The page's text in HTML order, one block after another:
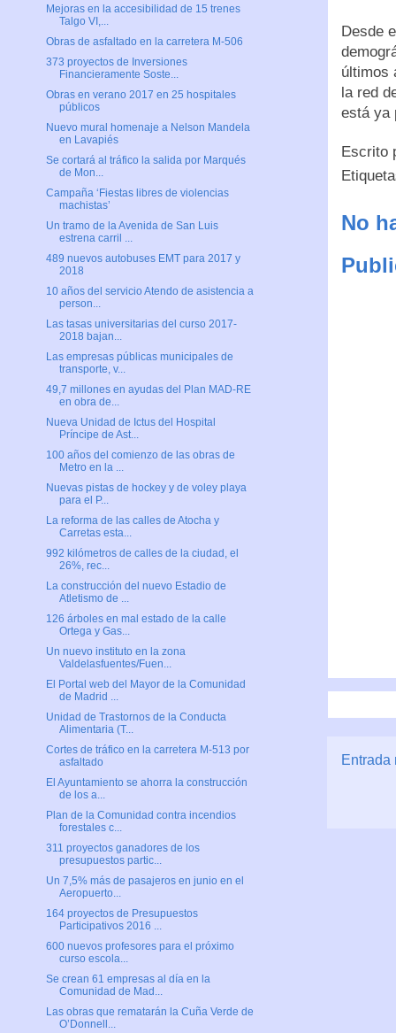
Desde
últimos
la red
está ya
Escrito
No
Entrada
Mejoras en la accesibilidad de 15 trenes
Talgo VI,...
Obras de asfaltado en la carretera M-506
373 proyectos de Inversiones
Financieramente Soste...
Obras en verano 2017 en 25 hospitales
públicos
Nuevo mural homenaje a Nelson Mandela
en Lavapiés
Se cortará al tráfico la salida por Marqués
de Mon...
Campaña ‘Fiestas libres de violencias
machistas’
Un tramo de la Avenida de San Luis
estrena carril ...
489 nuevos autobuses EMT para 2017 y
2018
10 años del servicio Atendo de asistencia a
person...
Las tasas universitarias del curso 2017-
2018 bajan...
Las empresas públicas municipales de
transporte, v...
49,7 millones en ayudas del Plan MAD-RE
en obra de...
Nueva Unidad de Ictus del Hospital
Príncipe de Ast...
100 años del comienzo de las obras de
Metro en la ...
Nuevas pistas de hockey y de voley playa
para el P...
La reforma de las calles de Atocha y
Carretas esta...
992 kilómetros de calles de la ciudad, el
26%, rec...
La construcción del nuevo Estadio de
Atletismo de ...
126 árboles en mal estado de la calle
Ortega y Gas...
Un nuevo instituto en la zona
Valdelasfuentes/Fuen...
El Portal web del Mayor de la Comunidad
de Madrid ...
Unidad de Trastornos de la Conducta
Alimentaria (T...
Cortes de tráfico en la carretera M-513 por
asfaltado
El Ayuntamiento se ahorra la construcción
de los a...
Plan de la Comunidad contra incendios
forestales c...
311 proyectos ganadores de los
presupuestos partic...
Un 7,5% más de pasajeros en junio en el
Aeropuerto...
164 proyectos de Presupuestos
Participativos 2016 ...
600 nuevos profesores para el próximo
curso escola...
Se crean 61 empresas al día en la
Comunidad de Mad...
Las obras que rematarán la Cuña Verde de
O’Donnell...